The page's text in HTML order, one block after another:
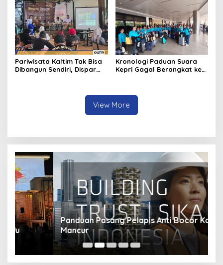
Pariwisata Kaltim Tak Bisa
Dibangun Sendiri, Dispar
Kronologi Paduan Suara
Kepri Gagal Berangkat ke
View More
Panduan Pasang Pelapis Anti Bocor Kolam Air
Mancur